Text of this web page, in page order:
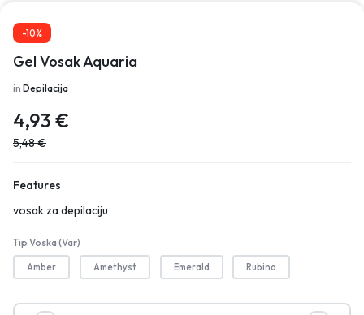
-10%
Gel Vosak Aquaria
in Depilacija
4,93 €
5,48€
Features
vosak za depilaciju
Tip Voska (var)
Amber Amethyst Emerald Rubino